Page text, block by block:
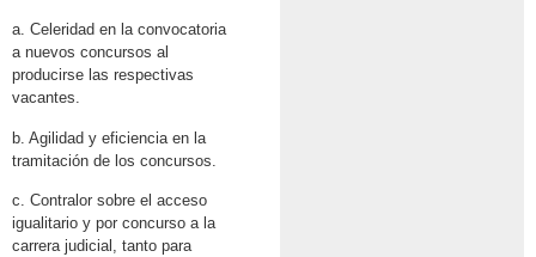
a. Celeridad en la convocatoria
a nuevos concursos al
producirse las respectivas
vacantes.
b. Agilidad y eficiencia en la
tramitación de los concursos.
c. Contralor sobre el acceso
igualitario y por concurso a la
carrera judicial, tanto para